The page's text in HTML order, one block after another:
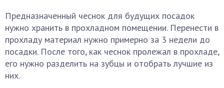
Предназначенный чеснок для будущих посадок
нужно хранить в прохладном помещении. Перенести в
прохладу материал нужно примерно за 3 недели до
посадки. После того, как чеснок пролежал в прохладе,
его нужно разделить на зубцы и отобрать лучшие из
них.